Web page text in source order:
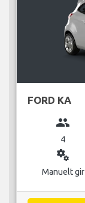
FORD KA
group
4
miscellaneous_services
Manuelt gir